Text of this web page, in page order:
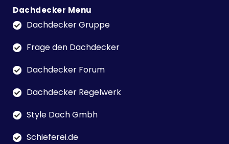
Dachdecker Menu
Dachdecker Gruppe
Frage den Dachdecker
Dachdecker Forum
Dachdecker Regelwerk
Style Dach Gmbh
Schieferei.de